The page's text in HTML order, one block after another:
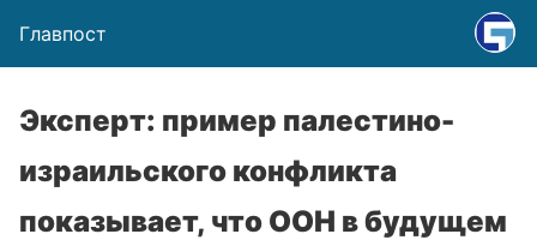
Главпост
Эксперт: пример палестино-
израильского конфликта
показывает, что ООН в будущем